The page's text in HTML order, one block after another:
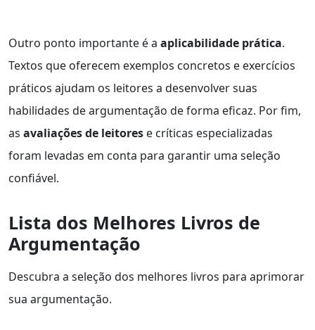
Outro ponto importante é a aplicabilidade prática.
Textos que oferecem exemplos concretos e exercícios
práticos ajudam os leitores a desenvolver suas
habilidades de argumentação de forma eficaz. Por fim,
as avaliações de leitores e críticas especializadas
foram levadas em conta para garantir uma seleção
confiável.
Lista dos Melhores Livros de
Argumentação
Descubra a seleção dos melhores livros para aprimorar
sua argumentação.